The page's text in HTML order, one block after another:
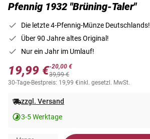
Pfennig 1932 "Brüning-Taler"
Die letzte 4-Pfennig-Münze Deutschlands!
Über 90 Jahre altes Original!
Nur ein Jahr im Umlauf!
19,99 €-20,00 €
39,99 €
30-Tage-Bestpreis: 19,99 €inkl. gesetzl. MwSt.
zzgl. Versand
3-5 Werktage